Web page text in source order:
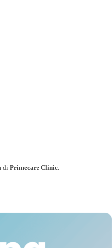
diPrimecare Clinic.